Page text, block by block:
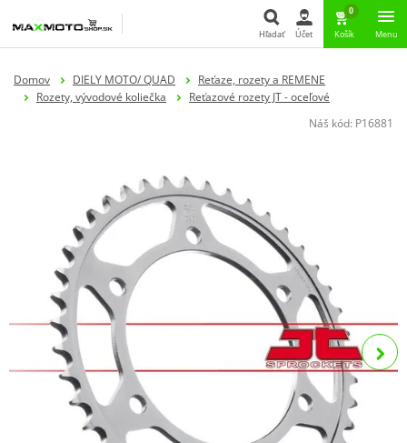
Hľadať Účet
0
Košík Menu
Domov DIELY MOTO/ QUAD
Reťaze, rozety a REMENE
Rozety, vývodové koliečka
Reťazové rozety JT - oceľové
Náš kód: P16881